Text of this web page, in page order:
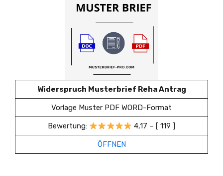
Widerspruch Musterbrief Reha Antrag
Vorlage Muster PDF WORD-Format
Bewertung: 4,17 – [ 119 ]
ÖFFNEN